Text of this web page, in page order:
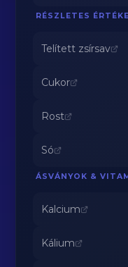
RÉSZLETES
Telített zsírsav
Cukor
Rost
Só
ÁSVÁNYOK &
Kalcium
Kálium